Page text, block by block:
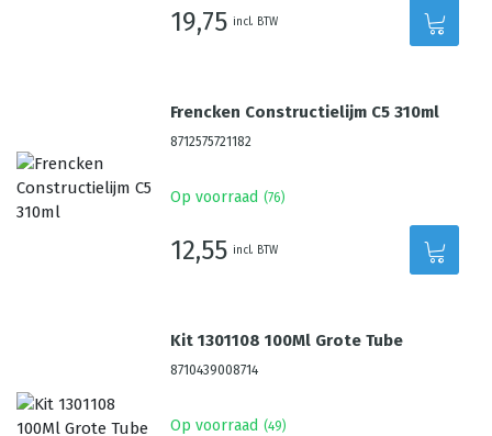
19,75 incl. BTW
Frencken Constructielijm C5 310ml
8712575721182
Op voorraad (76)
12,55 incl. BTW
Kit 1301108 100Ml Grote Tube
8710439008714
Op voorraad (49)